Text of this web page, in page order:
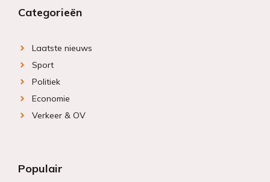
Categorieën
Laatste nieuws
Sport
Politiek
Economie
Verkeer & OV
Populair